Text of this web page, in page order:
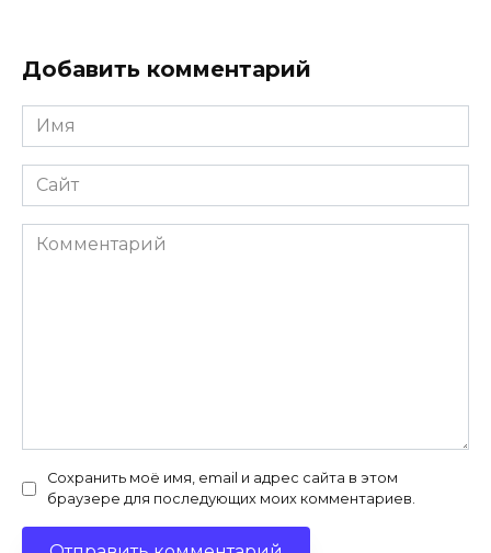
Добавить комментарий
Имя
*
Сайт
Комментарий
Сохранить моё имя, email и адрес сайта в этом
браузере для последующих моих комментариев.